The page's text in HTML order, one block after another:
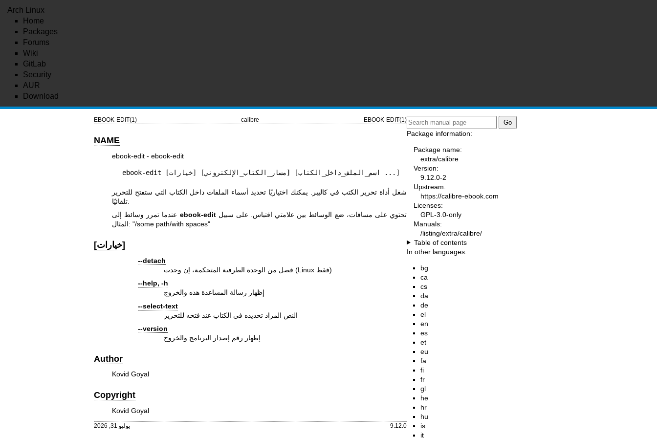
Arch Linux
Home
Packages
Forums
Wiki
GitLab
Security
AUR
Download
EBOOK-EDIT(1) calibre EBOOK-EDIT(1)
NAME
ebook-edit - ebook-edit
ebook-edit [خيارات] [مسار_الكتاب_الإلكتروني] [اسم_الملف_داخل_الكتاب ...]
شغل أداة تحرير الكتب في كاليبر. يمكنك اختياريًا تحديد أسماء الملفات داخل الكتاب التي ستفتح للتحرير
تلقائيًا.
ebook-editتحتوي على مسافات، ضع الوسائط بين علامتي اقتباس. على سبيل
المثال: "/some path/with spaces"
[خيارات]
--detach
فصل من الوحدة الطرفية المتحكمة، إن وجدت (Linux فقط)
--help, -h
إظهار رسالة المساعدة هذه والخروج
--select-text
النص المراد تحديده في الكتاب عند فتحه للتحرير
--version
إظهار رقم إصدار البرنامج والخروج
Author
Kovid Goyal
Copyright
Kovid Goyal
يوليو 31, 2026 9.12.0
Package information:
Package name:
extra/calibre
Version:
9.12.0-2
Upstream:
https://calibre-ebook.com
Licenses:
GPL-3.0-only
Manuals:
/listing/extra/calibre/
Table of contents
In other languages:
bg
ca
cs
da
de
el
en
es
et
eu
fa
fi
fr
gl
he
hr
hu
is
it